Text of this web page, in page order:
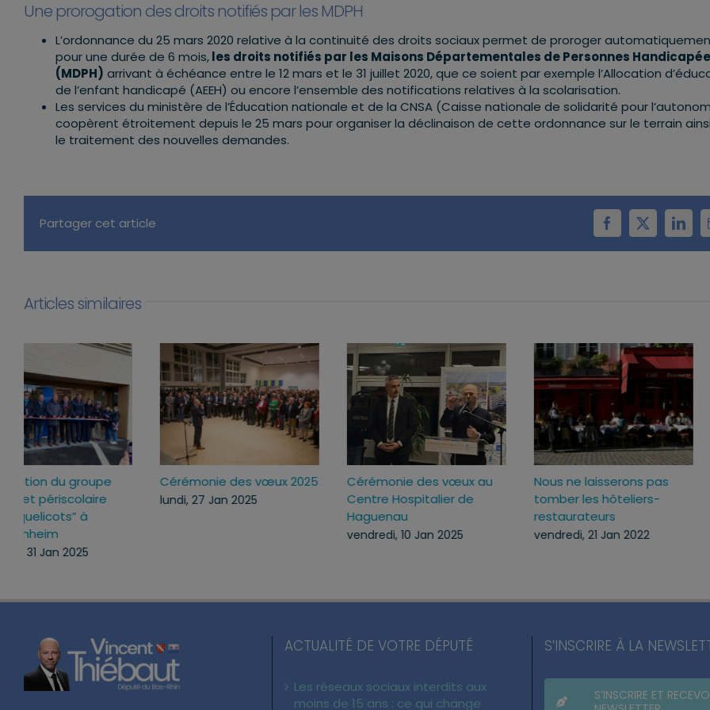
Une prorogation des droits notifiés par les MDPH
L’ordonnance du 25 mars 2020 relative à la continuité des droits sociaux permet de proroger
pour une durée de 6 mois,les droits notifiés par les Maisons Départementales de Personnes
(MDPH) arrivant à échéance entre le 12 mars et le 31 juillet 2020, que ce soient par exemple l’Allocation
de l’enfant handicapé (AEEH) ou encore l’ensemble des notifications relatives à la scolarisation.
Les services du ministère de l’Éducation nationale et de la CNSA (Caisse nationale de solidarité pour
coopèrent étroitement depuis le 25 mars pour organiser la déclinaison de cette ordonnance sur le terrain
le traitement des nouvelles demandes.
Partager cet article Facebook
X
Articles similaires
Inauguration du groupe
scolaire et périscolaire
“Les Coquelicots” à
Mommenheim
vendredi, 31 Jan 2025
Cérémonie des vœux 2025
lundi, 27 Jan 2025
Cérémonie des vœux au
Centre Hospitalier de
Haguenau
vendredi, 10 Jan 2025
Nous ne laisserons
tomber les hôteliers-
restaurateurs
vendredi, 21 Jan 2022
ACTUALITÉ DE VOTRE DÉPUTÉ
Les réseaux sociaux interdits aux
moins de 15 ans : ce qui change
S’INSCRIRE À LA
S’INSCRIRE ET